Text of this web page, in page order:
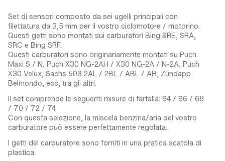
Set di sensori composto da sei ugelli principali con
filettatura da 3,5 mm per il vostro ciclomotore / motorino.
Questi getti sono montati sui carburatori Bing SRE, SRA,
SRC e Bing SRF.
Questi carburatori sono originariamente montati su Puch
Maxi S / N, Puch X30 NG-2AH / X30 NG-2A / N-2A, Puch
X30 Velux, Sachs 503 2AL / 2BL / ABL / AB, Zündapp
Belmondo, ecc, tra gli altri.
Il set comprende le seguenti misure di farfalla: 64 / 66 / 68
/ 70 / 72 / 74
Con questa selezione, la miscela benzina/aria del vostro
carburatore può essere perfettamente regolata.
I getti del carburatore sono forniti in una pratica scatola di
plastica.